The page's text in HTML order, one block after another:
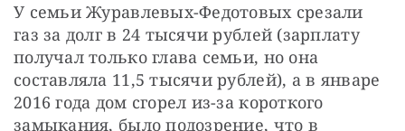
У семьи Журавлевых-Федотовых срезали
газ за долг в 24 тысячи рублей (зарплату
получал только глава семьи, но она
составляла 11,5 тысячи рублей), а в январе
2016 года дом сгорел из-за короткого
замыкания, было подозрение, что в